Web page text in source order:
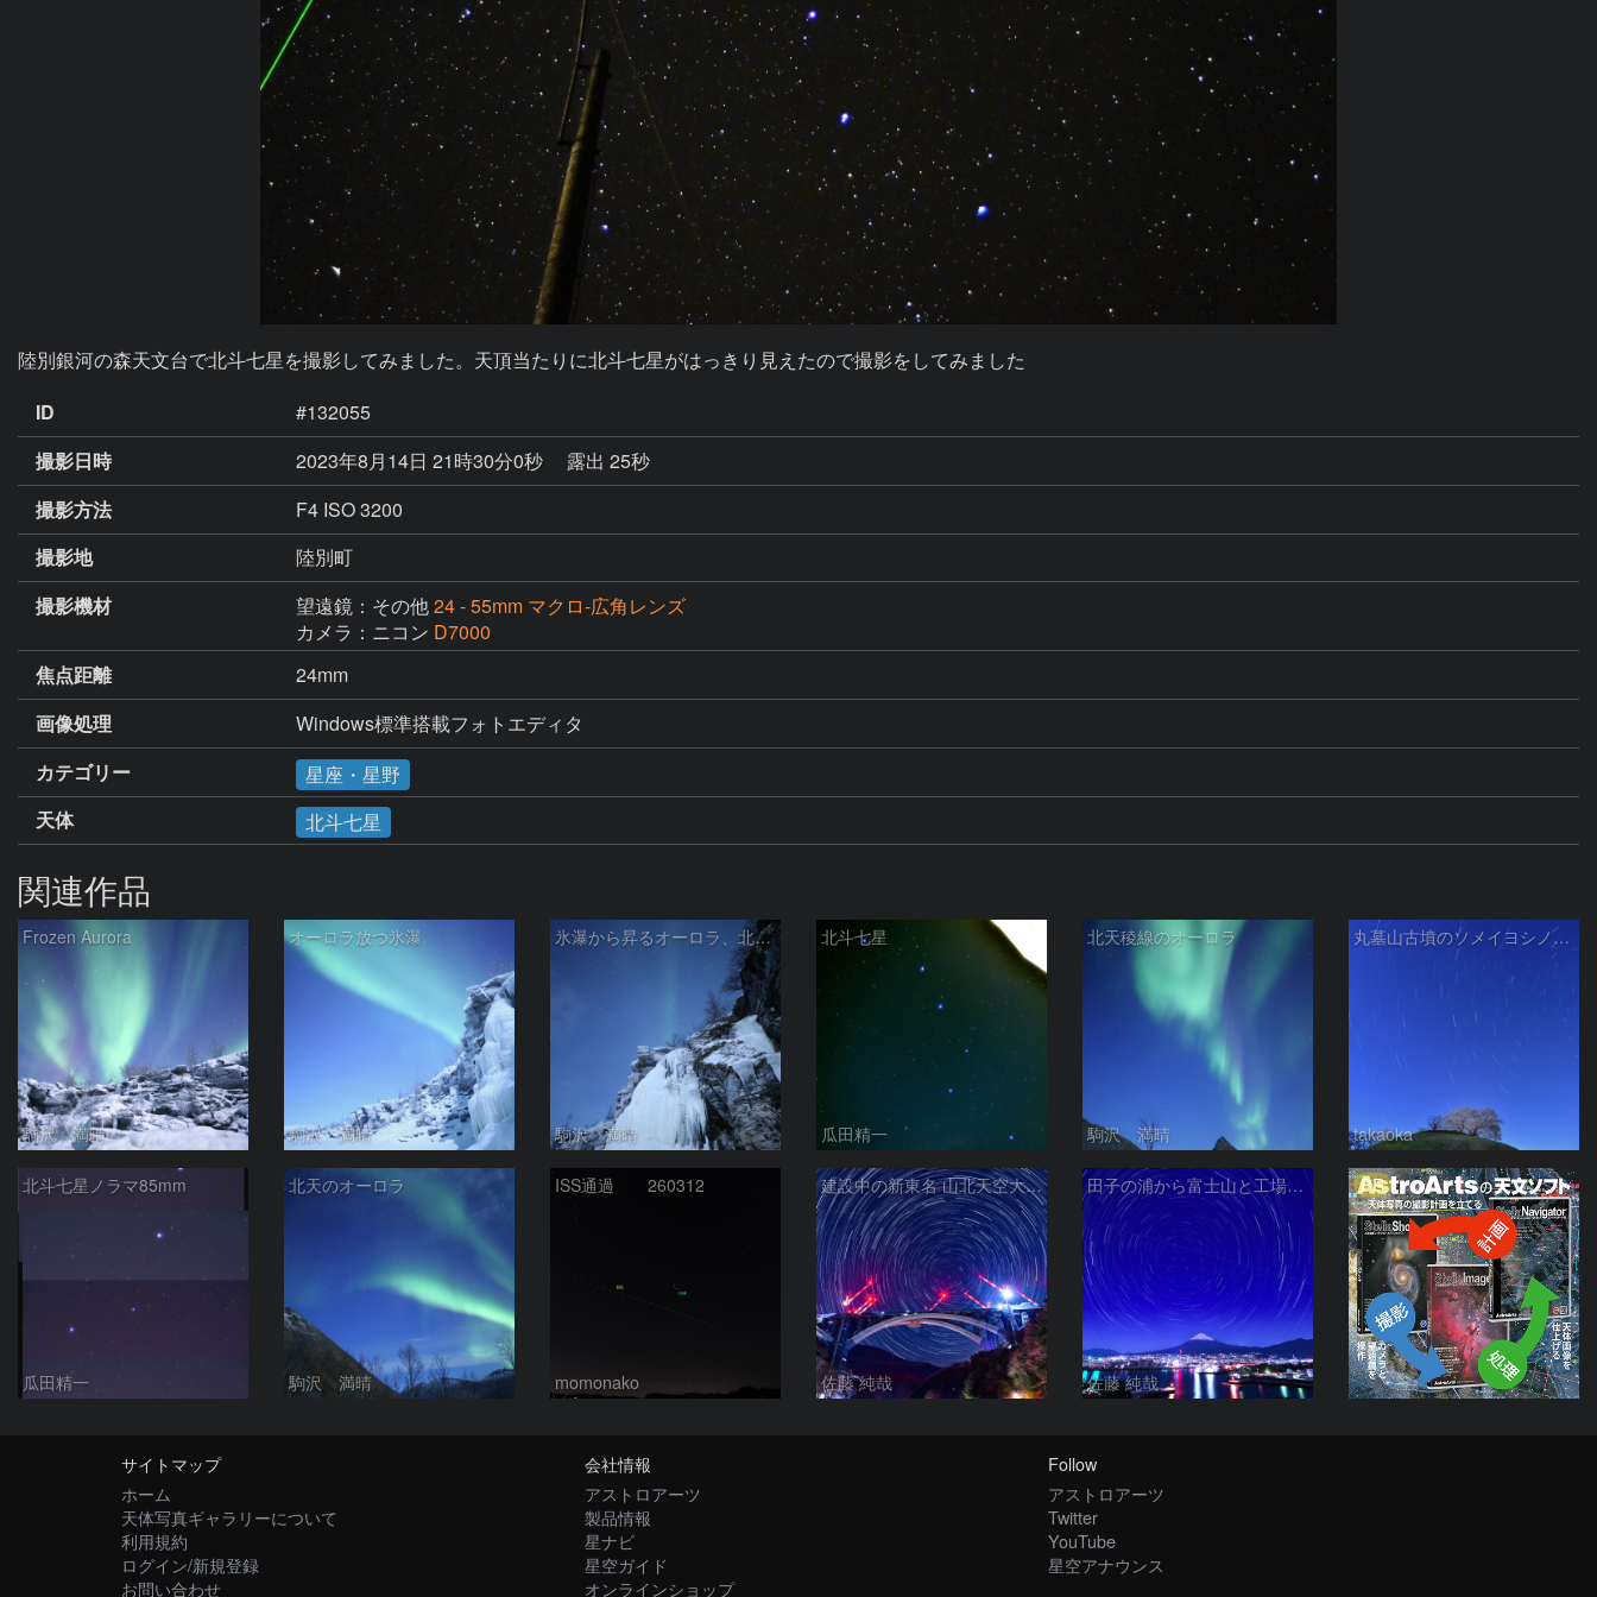
陸別銀河の森天文台で北斗七星を撮影してみました。天頂当たりに北斗七星がはっきり見えたので撮影をしてみました
ID
#132055
撮影日時
2023年8月14日 21時30分0秒
露出 25秒
撮影方法
F4 ISO 3200
撮影地
陸別町
撮影機材
望遠鏡：その他24 - 55mm マクロ-広角レンズ
カメラ：ニコン D7000
焦点距離
24mm
画像処理
Windows標準搭載フォトエディタ
カテゴリー
星座・星野
天体
北斗七星
関連作品
Frozen Aurora
駒沢 満晴
オーロラ放つ氷瀑
駒沢 満晴
氷瀑から昇るオーロラ、北斗七星
駒沢 満晴
北斗七星
瓜田精一
北天稜線のオーロラ
駒沢 満晴
丸墓山古墳のソメイヨシノと北斗七星
takaoka
北斗七星ノラマ85mm
瓜田精一
北天のオーロラ
駒沢 満晴
ISS通過 260312
momonako
建設中の新東名 山北天空大橋と北天の日周運動
佐藤 純哉
田子の浦から富士山と工場夜景と北天の日周運動 静岡県富士市
佐藤 純哉
PR
サイトマップ
ホーム
天体写真ギャラリーについて
利用規約
ログイン/新規登録
お問い合わせ
会社情報
アストロアーツ
製品情報
星ナビ
星空ガイド
オンラインショップ
Follow
アストロアーツ
Twitter
YouTube
星空アナウンス